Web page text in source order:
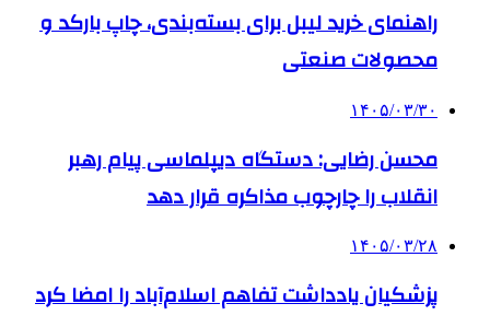
راهنمای خرید لیبل برای بسته‌بندی، چاپ بارکد و
محصولات صنعتی
۱۴۰۵/۰۳/۳۰
محسن رضایی: دستگاه دیپلماسی پیام رهبر
انقلاب را چارچوب مذاکره قرار دهد
۱۴۰۵/۰۳/۲۸
پزشکیان یادداشت تفاهم اسلام‌آباد را امضا کرد